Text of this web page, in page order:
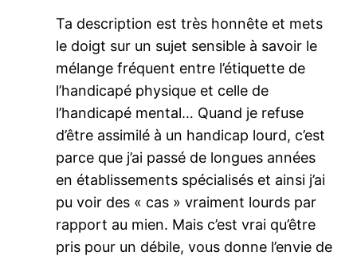
Ta description est très honnête et mets
le doigt sur un sujet sensible à savoir le
mélange fréquent entre l’étiquette de
l’handicapé physique et celle de
l’handicapé mental… Quand je refuse
d’être assimilé à un handicap lourd, c’est
parce que j’ai passé de longues années
en établissements spécialisés et ainsi j’ai
pu voir des « cas » vraiment lourds par
rapport au mien. Mais c’est vrai qu’être
pris pour un débile, vous donne l’envie de